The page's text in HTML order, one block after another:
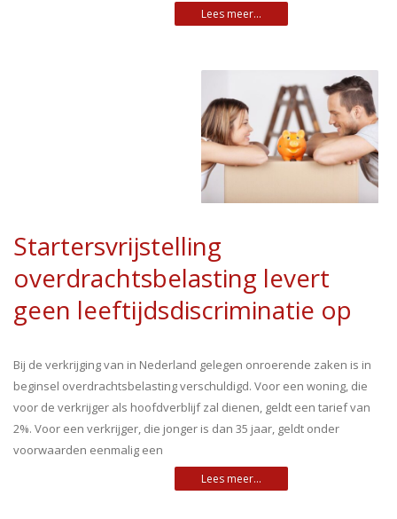
Startersvrijstelling
overdrachtsbelasting levert
geen leeftijdsdiscriminatie op
Bij de verkrijging van in Nederland gelegen onroerende zaken is in
beginsel overdrachtsbelasting verschuldigd. Voor een woning, die
voor de verkrijger als hoofdverblijf zal dienen, geldt een tarief van
2%. Voor een verkrijger, die jonger is dan 35 jaar, geldt onder
voorwaarden eenmalig een